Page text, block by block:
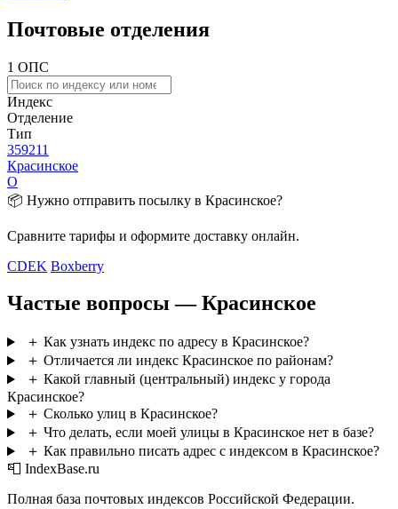
Почтовые отделения
1 ОПС
Индекс
Отделение
Тип
359211
Красинское
О
📦 Нужно отправить посылку в Красинское?
Сравните тарифы и оформите доставку онлайн.
CDEK Boxberry
Частые вопросы — Красинское
＋ Как узнать индекс по адресу в Красинское?
＋ Отличается ли индекс Красинское по районам?
＋ Какой главный (центральный) индекс у города
Красинское?
＋ Сколько улиц в Красинское?
＋ Что делать, если моей улицы в Красинское нет в базе?
＋ Как правильно писать адрес с индексом в Красинское?
📮 IndexBase.ru
Полная база почтовых индексов Российской Федерации.